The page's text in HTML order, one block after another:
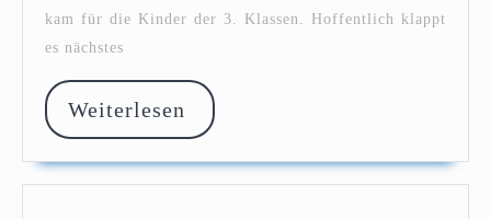
kam für die Kinder der 3. Klassen. Hoffentlich klappt
es nächstes
Weiterlesen Weiterlesen